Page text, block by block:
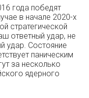
года победят
в начале 2020-х
стратегической
ответный удар, не
удар. Состояние
паническим
за несколько
ядерного